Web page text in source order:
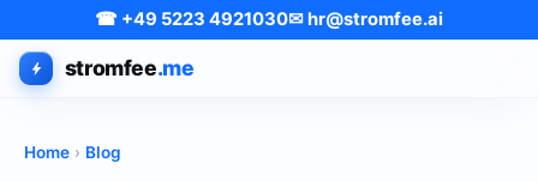
☎ +49 5223 4921030✉ hr@stromfee.ai
stromfee.me
Home › Blog